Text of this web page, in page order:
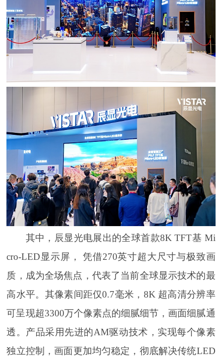
其中，辰显光电展出的全球首款8K TFT基 Mi
cro-LED显示屏， 凭借270英寸超大尺寸与极致画
质，成为全场焦点，代表了当前全球显示技术的最
高水平。其像素间距仅0.7毫米，8K 超高清分辨率
可呈现超3300万个像素点的细腻细节，画面细腻通
透。产品采用先进的AM驱动技术，实现每个像素
独立控制，画面更加均匀稳定，彻底解决传统LED